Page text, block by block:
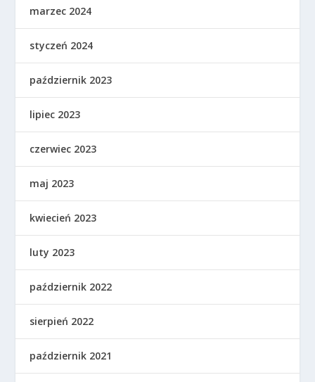
marzec 2024
styczeń 2024
październik 2023
lipiec 2023
czerwiec 2023
maj 2023
kwiecień 2023
luty 2023
październik 2022
sierpień 2022
październik 2021